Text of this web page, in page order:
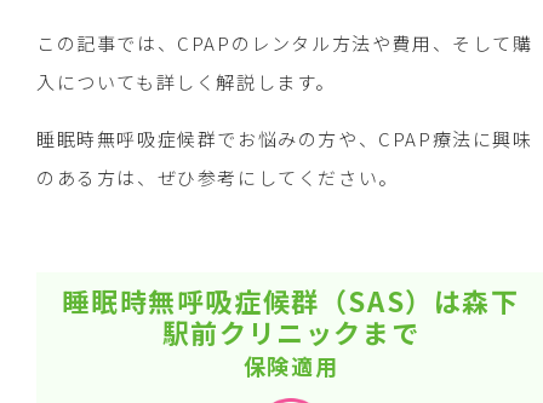
この記事では、CPAPのレンタル方法や費用、そして購
入についても詳しく解説します。
睡眠時無呼吸症候群でお悩みの方や、CPAP療法に興味
のある方は、ぜひ参考にしてください。
睡眠時無呼吸症候群（SAS）は森下
駅前クリニックまで
保険適用